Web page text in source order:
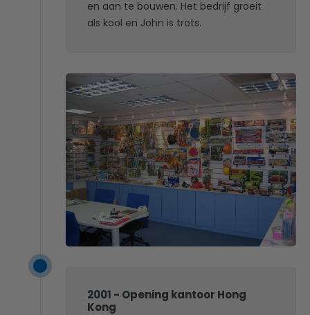
en aan te bouwen. Het bedrijf groeit
als kool en John is trots.
2001 - Opening kantoor Hong
Kong